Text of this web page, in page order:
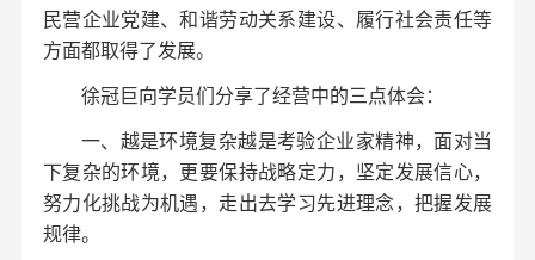
民营企业党建、和谐劳动关系建设、履行社会责任等
方面都取得了发展。
徐冠巨向学员们分享了经营中的三点体会：
一、越是环境复杂越是考验企业家精神，面对当
下复杂的环境，更要保持战略定力，坚定发展信心，
努力化挑战为机遇，走出去学习先进理念，把握发展
规律。